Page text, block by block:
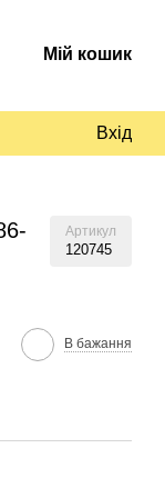
Мій кошик
Вхід
Артикул
120745
В бажання